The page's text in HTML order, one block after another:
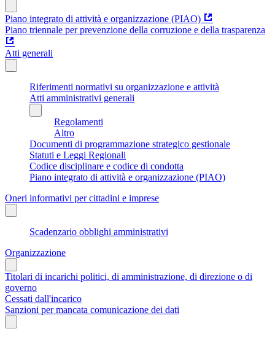
Piano integrato di attività e organizzazione (PIAO)
Piano triennale per prevenzione della corruzione e della trasparenza
Atti generali
Riferimenti normativi su organizzazione e attività
Atti amministrativi generali
Regolamenti
Altro
Documenti di programmazione strategico gestionale
Statuti e Leggi Regionali
Codice disciplinare e codice di condotta
Piano integrato di attività e organizzazione (PIAO)
Oneri informativi per cittadini e imprese
Scadenzario obblighi amministrativi
Organizzazione
Titolari di incarichi politici, di amministrazione, di direzione o di
governo
Cessati dall'incarico
Sanzioni per mancata comunicazione dei dati